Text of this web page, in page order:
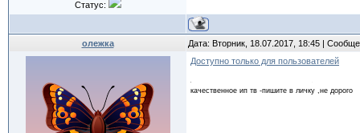
Статус:
олежка Дата: Вторник, 18.07.2017, 18:45 |
Доступно только для пользователей
качественное ип тв -пишите в личку ,не дорого